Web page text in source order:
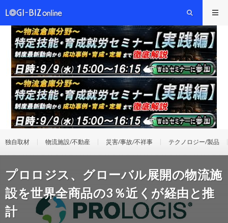
独自取材 物流施設/不動産 災害/事故/不祥事 テクノロジー/製品
プロロジス、グローバル展開の物流施
設を世界全商品の3％近くが経由と推
計